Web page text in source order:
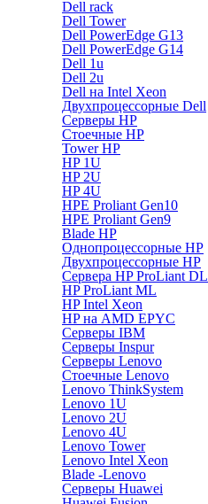
Dell rack
Dell Tower
Dell PowerEdge G13
Dell PowerEdge G14
Dell 1u
Dell 2u
Dell на Intel Xeon
Двухпроцессорные Dell
Серверы HP
Стоечные HP
Tower HP
HP 1U
HP 2U
HP 4U
HPE Proliant Gen10
HPE Proliant Gen9
Blade HP
Однопроцессорные HP
Двухпроцессорные HP
Сервера HP ProLiant DL
HP ProLiant ML
HP Intel Xeon
HP на AMD EPYC
Серверы IBM
Серверы Inspur
Серверы Lenovo
Стоечные Lenovo
Lenovo ThinkSystem
Lenovo 1U
Lenovo 2U
Lenovo 4U
Lenovo Tower
Lenovo Intel Xeon
Blade -Lenovo
Серверы Huawei